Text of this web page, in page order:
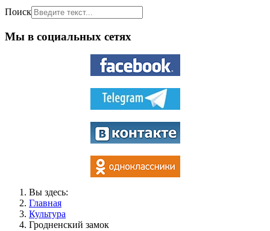
Поиск
Мы в социальных сетях
Вы здесь:
Главная
Культура
Гродненский замок